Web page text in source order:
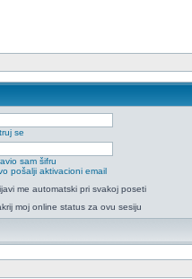
se
sam šifru
pošalji aktivacioni email
me automatski pri svakoj poseti
moj online status za ovu sesiju